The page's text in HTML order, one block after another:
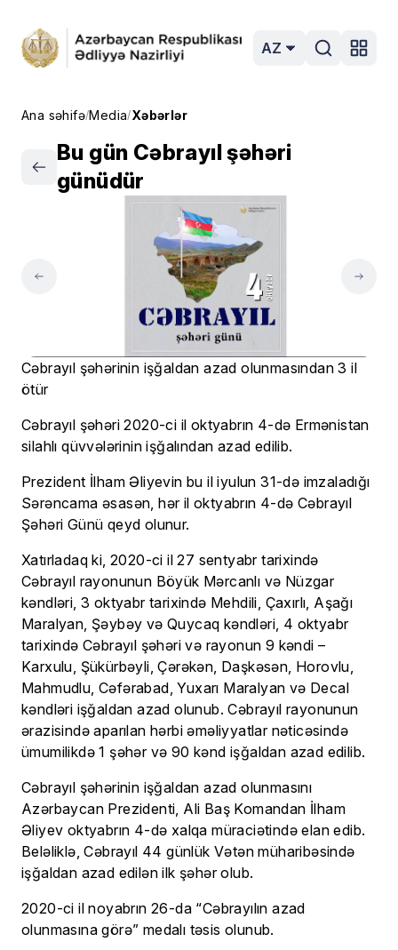
AZ
Ana səhifə/Media/Xəbərlər
Bu gün Cəbrayıl şəhəri
günüdür
Cəbrayıl şəhərinin işğaldan azad olunmasından 3 il
ötür
Cəbrayıl şəhəri 2020-ci il oktyabrın 4-də Ermənistan
silahlı qüvvələrinin işğalından azad edilib.
Prezident İlham Əliyevin bu il iyulun 31-də imzaladığı
Sərəncama əsasən, hər il oktyabrın 4-də Cəbrayıl
Şəhəri Günü qeyd olunur.
Xatırladaq ki, 2020-ci il 27 sentyabr tarixində
Cəbrayıl rayonunun Böyük Mərcanlı və Nüzgar
kəndləri, 3 oktyabr tarixində Mehdili, Çaxırlı, Aşağı
Maralyan, Şəybəy və Quycaq kəndləri, 4 oktyabr
tarixində Cəbrayıl şəhəri və rayonun 9 kəndi –
Karxulu, Şükürbəyli, Çərəkən, Daşkəsən, Horovlu,
Mahmudlu, Cəfərabad, Yuxarı Maralyan və Decal
kəndləri işğaldan azad olunub. Cəbrayıl rayonunun
ərazisində aparılan hərbi əməliyyatlar nəticəsində
ümumilikdə 1 şəhər və 90 kənd işğaldan azad edilib.
Cəbrayıl şəhərinin işğaldan azad olunmasını
Azərbaycan Prezidenti, Ali Baş Komandan İlham
Əliyev oktyabrın 4-də xalqa müraciətində elan edib.
Beləliklə, Cəbrayıl 44 günlük Vətən müharibəsində
işğaldan azad edilən ilk şəhər olub.
2020-ci il noyabrın 26-da “Cəbrayılın azad
olunmasına görə” medalı təsis olunub.